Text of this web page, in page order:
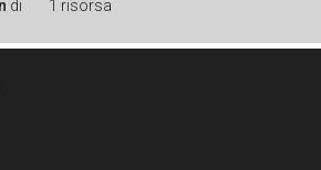
di 1 risorsa